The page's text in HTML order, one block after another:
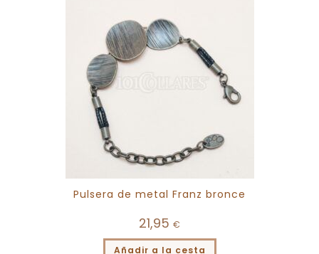
Pulsera de metal Franz bronce
21,95 €
Añadir a la cesta